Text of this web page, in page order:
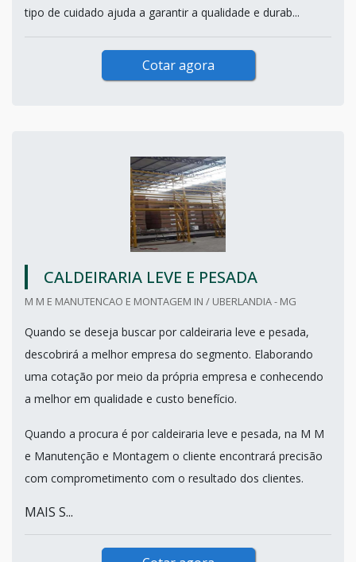
tipo de cuidado ajuda a garantir a qualidade e durab...
Cotar agora
CALDEIRARIA LEVE E PESADA
M M E MANUTENCAO E MONTAGEM IN / UBERLANDIA - MG
Quando se deseja buscar por caldeiraria leve e pesada,
descobrirá a melhor empresa do segmento. Elaborando
uma cotação por meio da própria empresa e conhecendo
a melhor em qualidade e custo benefício.
Quando a procura é por caldeiraria leve e pesada, na M M
e Manutenção e Montagem o cliente encontrará precisão
com comprometimento com o resultado dos clientes.
MAIS S...